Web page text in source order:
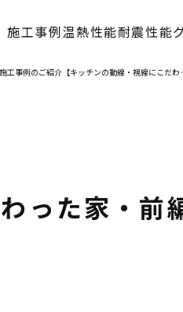
施工事例温熱性能耐震性能
>
施工事例のご紹介【キッチンの動線・視線にこだわ
った家・前